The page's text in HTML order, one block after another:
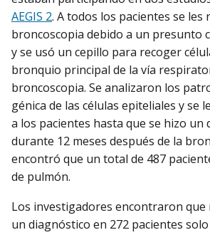
AEGIS 2. A todos los pacientes se les
broncoscopia debido a un presunto
y se usó un cepillo para recoger
bronquio principal de la vía
broncoscopia. Se analizaron los
génica de las células epiteliales y se
a los pacientes hasta que se hizo un
durante 12 meses después de la
encontró que un total de 487
de pulmón.
Los investigadores encontraron que
un diagnóstico en 272 pacientes